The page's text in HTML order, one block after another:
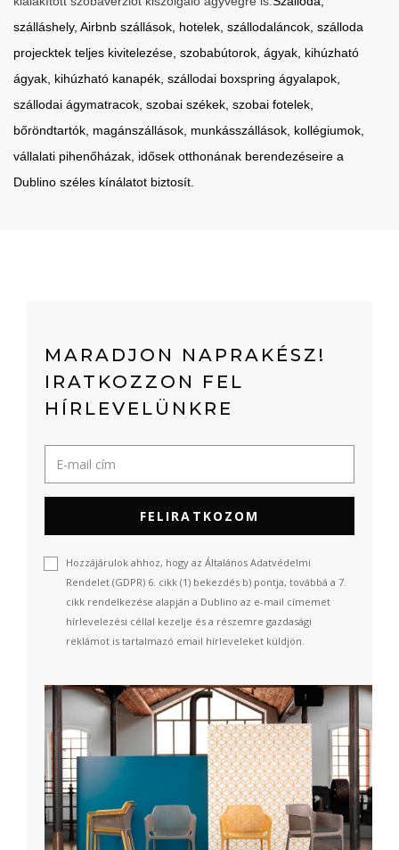
szálláshely, Airbnb szállások, hotelek, szállodaláncok, szálloda
projecktek teljes kivitelezése, szobabútorok, ágyak, kihúzható
ágyak, kihúzható kanapék, szállodai boxspring ágyalapok,
szállodai ágymatracok, szobai székek, szobai fotelek,
bőröndtartók, magánszállások, munkásszállások, kollégiumok,
vállalati pihenőházak, idősek otthonának berendezéseire a
Dublino széles kínálatot biztosít.
MARADJON NAPRAKÉSZ!
IRATKOZZON FEL
HÍRLEVELÜNKRE
FELIRATKOZOM
Hozzájárulok ahhoz, hogy az Általános Adatvédelmi
Rendelet (GDPR) 6. cikk (1) bekezdés b) pontja, továbbá a 7.
cikk rendelkezése alapján a Dublino az e-mail címemet
hírlevelezési céllal kezelje és a részemre gazdasági
reklámot is tartalmazó email hírleveleket küldjön.